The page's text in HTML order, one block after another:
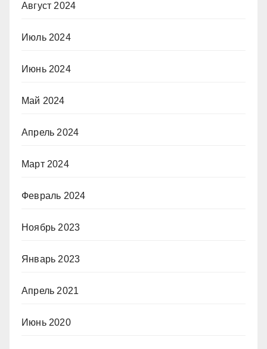
Август 2024
Июль 2024
Июнь 2024
Май 2024
Апрель 2024
Март 2024
Февраль 2024
Ноябрь 2023
Январь 2023
Апрель 2021
Июнь 2020